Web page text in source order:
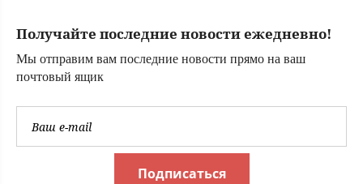
Новости на
Получайте последние новости ежедневно!
Мы отправим вам последние новости прямо на ваш
почтовый ящик
Подписаться